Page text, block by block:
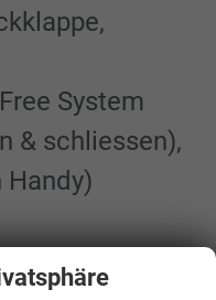
System
& schliessen),